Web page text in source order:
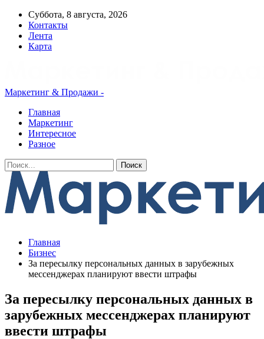
Суббота, 8 августа, 2026
Контакты
Лента
Карта
Маркетинг & Продажи -
Главная
Маркетинг
Интересное
Разное
Главная
Бизнес
За пересылку персональных данных в зарубежных
мессенджерах планируют ввести штрафы
За пересылку персональных данных в
зарубежных мессенджерах планируют
ввести штрафы